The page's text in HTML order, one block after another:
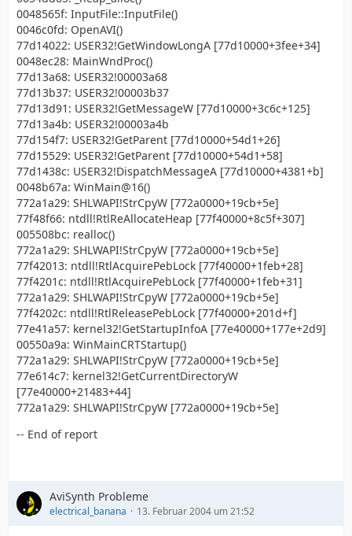
0048565f: InputFile::InputFile()
0046c0fd: OpenAVI()
77d14022: USER32!GetWindowLongA [77d10000+3fee+34]
0048ec28: MainWndProc()
77d13a68: USER32!00003a68
77d13b37: USER32!00003b37
77d13d91: USER32!GetMessageW [77d10000+3c6c+125]
77d13a4b: USER32!00003a4b
77d154f7: USER32!GetParent [77d10000+54d1+26]
77d15529: USER32!GetParent [77d10000+54d1+58]
77d1438c: USER32!DispatchMessageA [77d10000+4381+b]
0048b67a: WinMain@16()
772a1a29: SHLWAPI!StrCpyW [772a0000+19cb+5e]
77f48f66: ntdll!RtlReAllocateHeap [77f40000+8c5f+307]
005508bc: realloc()
772a1a29: SHLWAPI!StrCpyW [772a0000+19cb+5e]
77f42013: ntdll!RtlAcquirePebLock [77f40000+1feb+28]
77f4201c: ntdll!RtlAcquirePebLock [77f40000+1feb+31]
772a1a29: SHLWAPI!StrCpyW [772a0000+19cb+5e]
77f4202c: ntdll!RtlReleasePebLock [77f40000+201d+f]
77e41a57: kernel32!GetStartupInfoA [77e40000+177e+2d9]
00550a9a: WinMainCRTStartup()
772a1a29: SHLWAPI!StrCpyW [772a0000+19cb+5e]
77e614c7: kernel32!GetCurrentDirectoryW
[77e40000+21483+44]
772a1a29: SHLWAPI!StrCpyW [772a0000+19cb+5e]
-- End of report
AviSynth Probleme
electrical_banana 13. Februar 2004 um 21:52